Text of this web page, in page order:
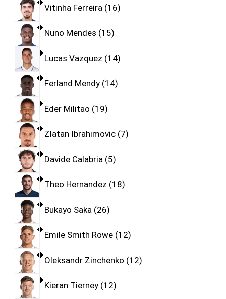
Vitinha Ferreira 16
Nuno Mendes 15
Lucas Vazquez 14
Ferland Mendy 14
Eder Militao 19
Zlatan Ibrahimovic 7
Davide Calabria 5
Theo Hernandez 18
Bukayo Saka 26
Emile Smith Rowe 12
Oleksandr Zinchenko 12
Kieran Tierney 12